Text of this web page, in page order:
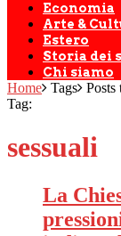
Economia
Arte &
Estero
Storia dei
Chi siamo
Home Tags Posts
Tag:
sessuali
La